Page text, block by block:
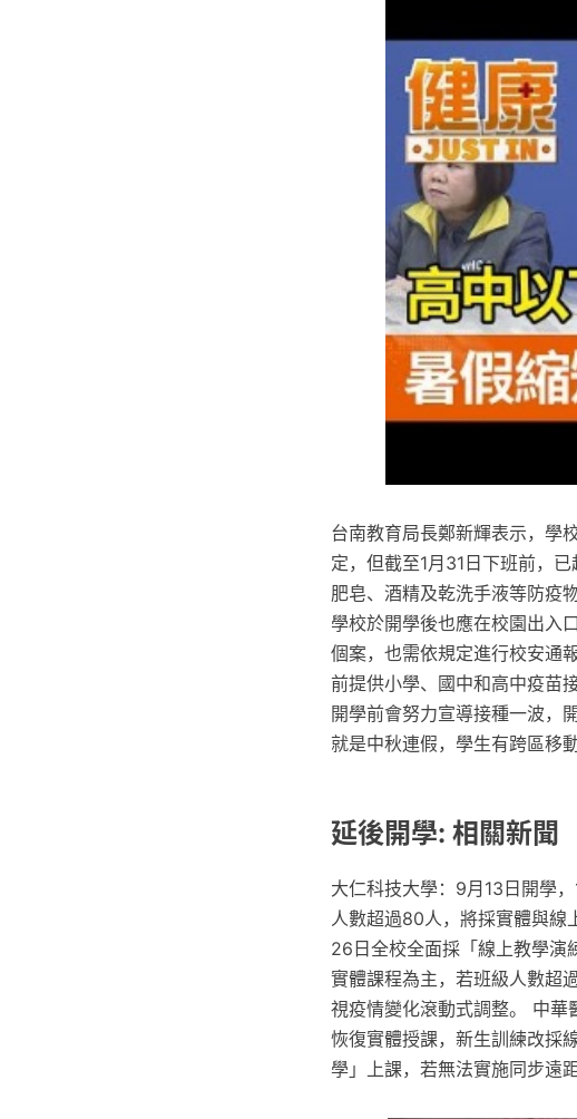
台南教育局長鄭新輝表示，學
定，但截至1月31日下班前，
肥皂、酒精及乾洗手液等防疫
學校於開學後也應在校園出入
個案，也需依規定進行校安通
前提供小學、國中和高中疫苗
開學前會努力宣導接種一波，
就是中秋連假，學生有跨區移
延後開學: 相關新聞
大仁科技大學：9月13日開學
人數超過80人，將採實體與
26日全校全面採「線上教學演
實體課程為主，若班級人數超
視疫情變化滾動式調整。 中
恢復實體授課，新生訓練改採
學」上課，若無法實施同步遠